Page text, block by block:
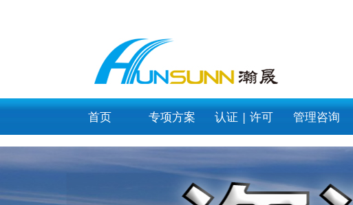
首页 专项方案 认证 | 许可 管理咨询